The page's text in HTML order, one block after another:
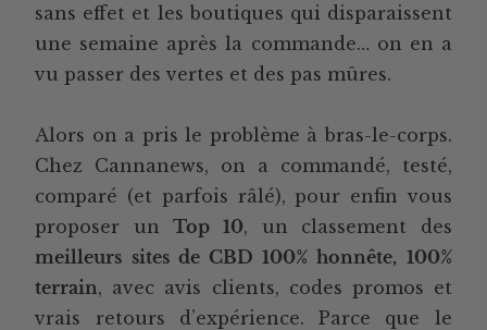
sans effet et les boutiques qui disparaissent
une semaine après la commande… on en a
vu passer des vertes et des pas mûres.
Alors on a pris le problème à bras-le-corps.
Chez Cannanews, on a commandé, testé,
comparé (et parfois râlé), pour enfin vous
proposer unTop 10, un classement des
meilleurs sites de CBD 100% honnête, 100%
terrain, avec avis clients, codes promos et
vrais retours d’expérience. Parce que le